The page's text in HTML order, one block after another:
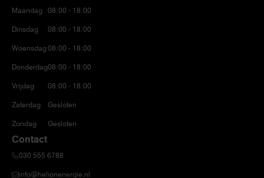
Maandag
Dinsdag
Woensdag
Donderdag
Vrijdag
Zaterdag
Zondag
08:00 - 18:00
08:00 - 18:00
08:00 - 18:00
08:00 - 18:00
08:00 - 18:00
Gesloten
Gesloten
Contact
030 555 6788
info@helionenergie.nl